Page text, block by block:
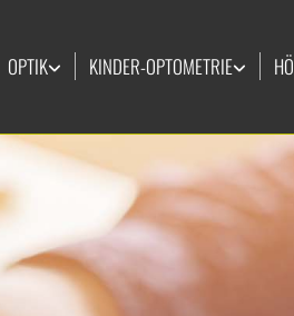
OPTIK KINDER-OPTOMETRIE